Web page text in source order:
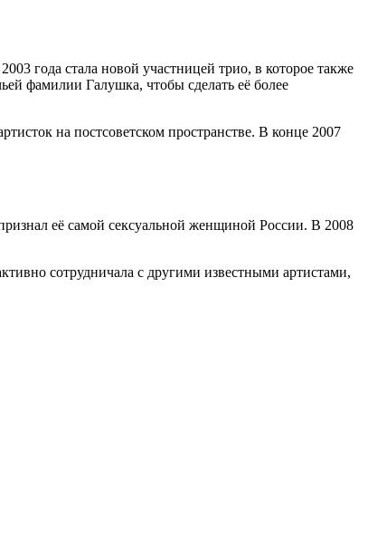
года стала новой участницей трио, в которое также
фамилии Галушка, чтобы сделать её более
на постсоветском пространстве. В конце 2007
её самой сексуальной женщиной России. В 2008
сотрудничала с другими известными артистами,